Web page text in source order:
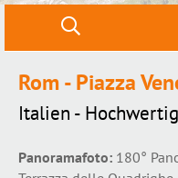
Rom - Piazza
Italien -
Panoramafoto: 180°